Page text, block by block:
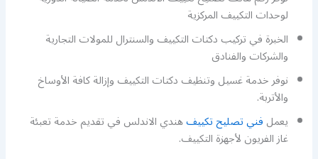
لوحدات التكييف المركزية
الخبرة في تركيب دكتات التكييف والسنترال للمولات التجارية
والشركات والفنادق
نوفر خدمة غسيل وتنظيف دكتات التكييف وإزالة كافة الأوساخ
والأتربة.
يعملفني تصليح تكييفهندي الاندلس في تقديم خدمة تعبئة
غاز الفريون لأجهزة التكييف.